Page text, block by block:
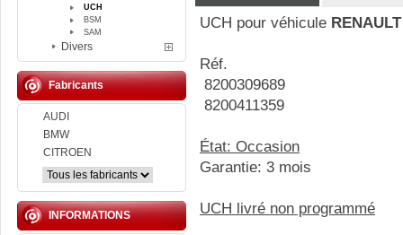
UCH
BSM
SAM
Divers
Fabricants
AUDI
BMW
CITROEN
INFORMATIONS
UCH pour véhicule RENAULT
Réf.
8200309689
8200411359
État: Occasion
Garantie: 3 mois
UCH livré non programmé